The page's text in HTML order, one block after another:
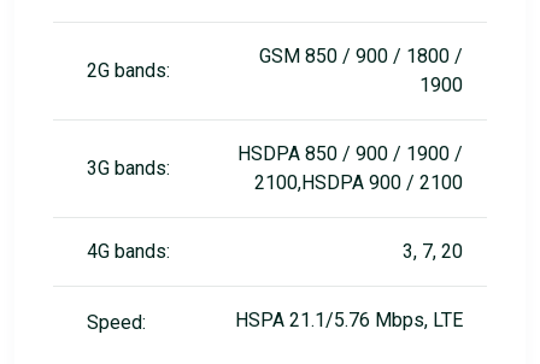
2G bands:
GSM 850 / 900 / 1800 /
1900
3G bands:
HSDPA 850 / 900 / 1900 /
2100,HSDPA 900 / 2100
4G bands: 3, 7, 20
Speed: HSPA 21.1/5.76 Mbps, LTE